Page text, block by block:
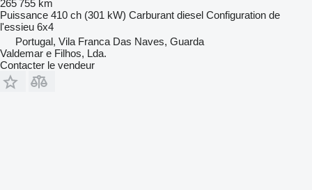
265 755 km
Puissance 410 ch (301 kW) Carburant diesel Configuration de
l'essieu 6x4
Portugal, Vila Franca Das Naves, Guarda
Valdemar e Filhos, Lda.
Contacter le vendeur